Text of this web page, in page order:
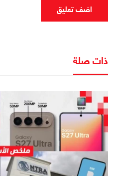
اضف تعليق
ذات صلة